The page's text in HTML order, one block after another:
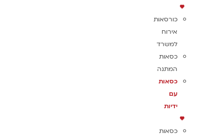
כורסאות
אירוח
למשרד
כסאות
המתנה
כסאות
עם
ידיות
כסאות